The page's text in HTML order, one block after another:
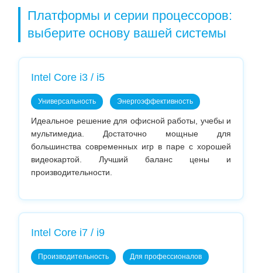
Платформы и серии процессоров:
выберите основу вашей системы
Intel Core i3 / i5
Универсальность Энергоэффективность
Идеальное решение для офисной работы, учебы и
мультимедиа. Достаточно мощные для
большинства современных игр в паре с хорошей
видеокартой. Лучший баланс цены и
производительности.
Intel Core i7 / i9
Производительность Для профессионалов